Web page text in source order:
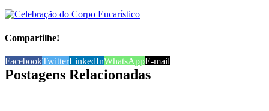
Compartilhe!
FacebookTwitterLinkedInWhatsAppE-mail
Postagens Relacionadas